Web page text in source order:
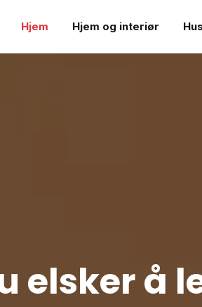
Hjem Hjem og interiør
elsker å